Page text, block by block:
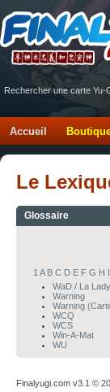
Rechercher une carte Yu-
Accueil
Le
Glossaire
1 A B C D E F G H
WaD / La
Warning
Warning
WCQ
WCS
Win-A-Mat
WU
Finalyugi.com v3.1 ©